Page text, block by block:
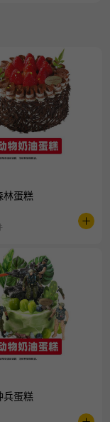
林蛋糕
兵蛋糕